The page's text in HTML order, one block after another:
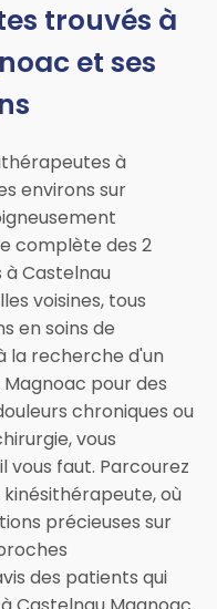
trouvés à
et ses
à
environs sur
complète des 2
Castelnau
voisines, tous
en soins de
la recherche d'un
pour des
chroniques ou
vous
vous faut. Parcourez
où
précieuses sur
des patients qui